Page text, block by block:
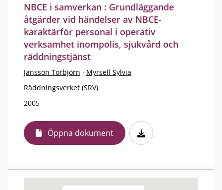
NBCE i samverkan : Grundläggande
åtgärder vid händelser av NBCE-
karaktärför personal i operativ
verksamhet inompolis, sjukvård och
räddningstjänst
Jansson Torbjörn · Myrsell Sylvia
Räddningsverket (SRV)
2005
Öppna dokument